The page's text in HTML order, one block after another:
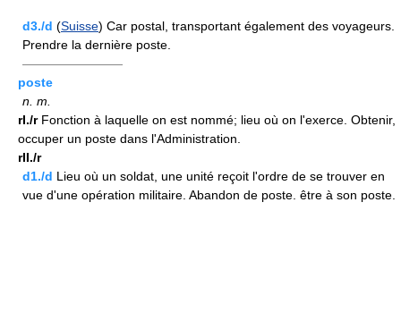
d3./d (Suisse) Car postal, transportant également des voyageurs.
Prendre la dernière poste.
————————
poste
n. m.
rI./rFonction à laquelle on est nommé; lieu où on l'exerce. Obtenir,
occuper un poste dans l'Administration.
rII./r
d1./d Lieu où un soldat, une unité reçoit l'ordre de se trouver en
vue d'une opération militaire. Abandon de poste. être à son poste.